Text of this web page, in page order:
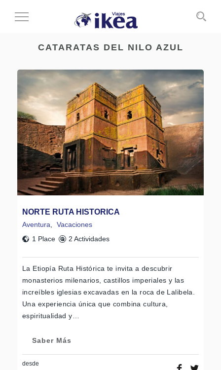
Cambiar
CATARATAS DEL NILO AZUL
NORTE RUTA HISTORICA
Aventura
Vacaciones
1 Place
2 Actividades
La Etiopía Ruta Histórica te invita a descubrir
monasterios milenarios, castillos imperiales y las
increíbles iglesias excavadas en la roca de Lalibela.
Una experiencia única que combina cultura,
espiritualidad y…
Saber Más
desde